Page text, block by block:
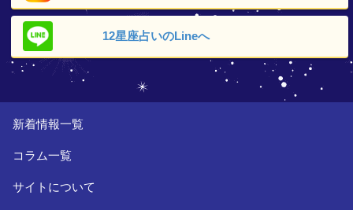
12星座占いのLineへ
新着情報一覧
コラム一覧
サイトについて